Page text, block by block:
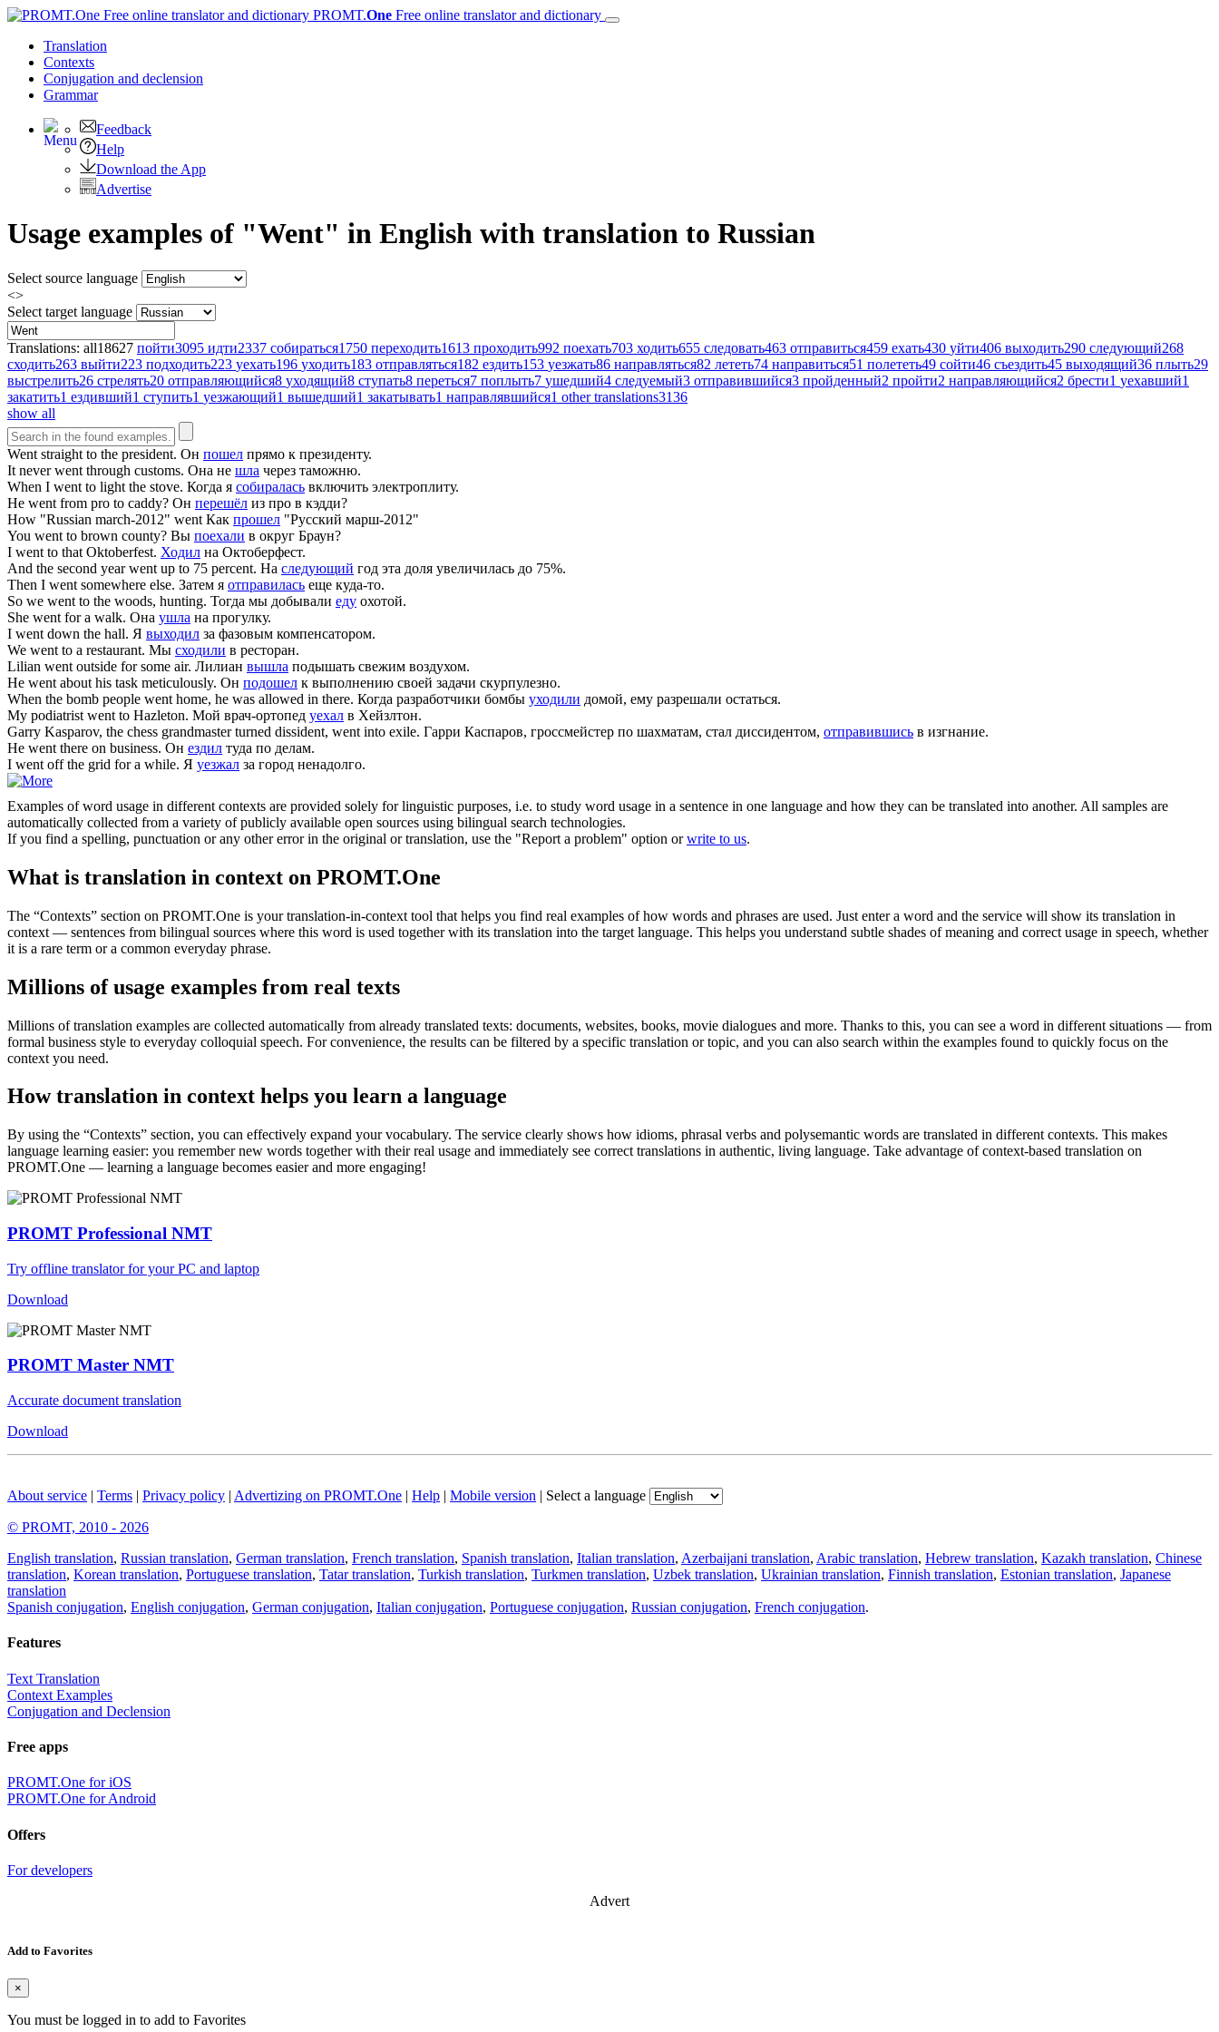
PROMT.One Free online translator and dictionary
Translation
Contexts
Conjugation and declension
Grammar
Feedback
Help
Download the App
Advertise
Usage examples of "Went" in English with translation to Russian
Select source language
<>
Select target language
Translations: all18627 пойти3095 идти2337 собираться1750 переходить1613 проходить992 поехать703 ходить655 следовать463 отправиться459 ехать430 уйти406 выходить290 следующий268
сходить263 выйти223 подходить223 уехать196 уходить183 отправляться182 ездить153 уезжать86 направляться82 лететь74 направиться51 полететь49 сойти46 съездить45 выходящий36 плыть29
выстрелить26 стрелять20 отправляющийся8 уходящий8 ступать8 переться7 поплыть7 ушедший4 следуемый3 отправившийся3 пройденный2 пройти2 направляющийся2 брести1 уехавший1
закатить1 ездивший1 ступить1 уезжающий1 вышедший1 закатывать1 направлявшийся1 other translations3136
show all
Went straight to the president. Он пошел прямо к президенту.
It neverwent through customs. Она не шла через таможню.
When I went to light the stove. Когда я собиралась включить электроплиту.
He went from pro to caddy? Он перешёл из про в кэдди?
How "Russian march-2012" went Как прошел "Русский марш-2012"
You went to brown county? Вы поехали в округ Браун?
I went to that Oktoberfest. Ходил на Октоберфест.
And the second yearwent up to 75 percent. На следующий год эта доля увеличилась до 75%.
Then I went somewhere else. Затем я отправилась еще куда-то.
So we went to the woods, hunting. Тогда мы добывали еду охотой.
She went for a walk. Она ушла на прогулку.
I went down the hall. Я выходил за фазовым компенсатором.
We went to a restaurant. Мы сходили в ресторан.
Lilian went outside for some air. Лилиан вышла подышать свежим воздухом.
He went about his task meticulously. Он подошел к выполнению своей задачи скурпулезно.
When the bomb people went home, he was allowed in there. Когда разработчики бомбы уходили домой, ему разрешали остаться.
My podiatrist went to Hazleton. Мой врач-ортопед уехал в Хейзлтон.
Garry Kasparov, the chess grandmaster turned dissident, went into exile. Гарри Каспаров, гроссмейстер по шахматам, стал диссидентом, отправившись в изгнание.
He went there on business. Он ездил туда по делам.
I went off the grid for a while. Я уезжал за город ненадолго.
Examples of word usage in different contexts are provided solely for linguistic purposes, i.e. to study word usage in a sentence in one language and how they can be translated into another. All samples are
automatically collected from a variety of publicly available open sources using bilingual search technologies.
If you find a spelling, punctuation or any other error in the original or translation, use the "Report a problem" option orwrite to us.
What is translation in context on PROMT.One
The “Contexts” section on PROMT.One is your translation-in-context tool that helps you find real examples of how words and phrases are used. Just enter a word and the service will show its translation in
context — sentences from bilingual sources where this word is used together with its translation into the target language. This helps you understand subtle shades of meaning and correct usage in speech, whether
it is a rare term or a common everyday phrase.
Millions of usage examples from real texts
Millions of translation examples are collected automatically from already translated texts: documents, websites, books, movie dialogues and more. Thanks to this, you can see a word in different situations — from
formal business style to everyday colloquial speech. For convenience, the results can be filtered by a specific translation or topic, and you can also search within the examples found to quickly focus on the
context you need.
How translation in context helps you learn a language
By using the “Contexts” section, you can effectively expand your vocabulary. The service clearly shows how idioms, phrasal verbs and polysemantic words are translated in different contexts. This makes
language learning easier: you remember new words together with their real usage and immediately see correct translations in authentic, living language. Take advantage of context-based translation on
PROMT.One — learning a language becomes easier and more engaging!
PROMT Professional NMT
Try offline translator for your PC and laptop
Download
PROMT Master NMT
Accurate document translation
Download
About service | Terms | Privacy policy | Advertizing on PROMT.One | Help | Mobile version | Select a language
© PROMT, 2010 - 2026
English translation, Russian translation, German translation, French translation, Spanish translation, Italian translation, Azerbaijani translation, Arabic translation, Hebrew translation, Kazakh translation, Chinese
translation, Korean translation, Portuguese translation, Tatar translation, Turkish translation, Turkmen translation, Uzbek translation, Ukrainian translation, Finnish translation, Estonian translation, Japanese
translation
Spanish conjugation, English conjugation, German conjugation, Italian conjugation, Portuguese conjugation, Russian conjugation, French conjugation.
Features
Text Translation
Context Examples
Conjugation and Declension
Free apps
PROMT.One for iOS
PROMT.One for Android
Offers
For developers
Advert
Add to Favorites
×
You must be logged in to add to Favorites